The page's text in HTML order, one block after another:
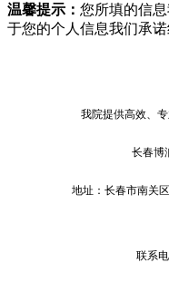
温馨提示： 您所填的信
于您的个人信息我们承
我院提供高效、
长春博
地址：长春市南关
联系电